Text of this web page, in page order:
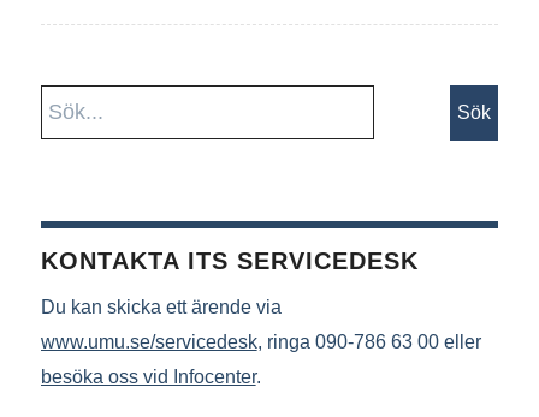
KONTAKTA ITS SERVICEDESK
Du kan skicka ett ärende via
www.umu.se/servicedesk, ringa 090-786 63 00 eller
besöka oss vid Infocenter.